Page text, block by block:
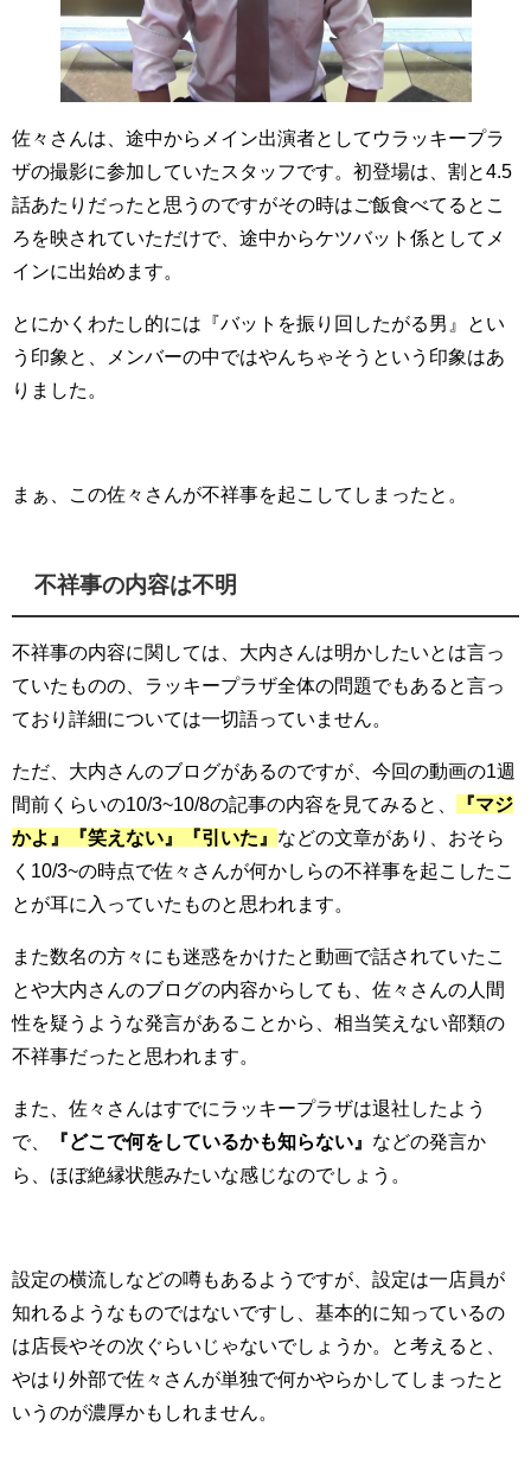
佐々さんは、途中からメイン出演者としてウラッキープラ
ザの撮影に参加していたスタッフです。初登場は、割と4.5
話あたりだったと思うのですがその時はご飯食べてるとこ
ろを映されていただけで、途中からケツバット係としてメ
インに出始めます。
とにかくわたし的には『バットを振り回したがる男』とい
う印象と、メンバーの中ではやんちゃそうという印象はあ
りました。
まぁ、この佐々さんが不祥事を起こしてしまったと。
不祥事の内容は不明
不祥事の内容に関しては、大内さんは明かしたいとは言っ
ていたものの、ラッキープラザ全体の問題でもあると言っ
ており詳細については一切語っていません。
ただ、大内さんのブログがあるのですが、今回の動画の1週
間前くらいの10/3~10/8の記事の内容を見てみると、
『マジ
かよ』『笑えない』『引いた』 などの文章があり、おそら
く10/3~の時点で佐々さんが何かしらの不祥事を起こしたこ
とが耳に入っていたものと思われます。
また数名の方々にも迷惑をかけたと動画で話されていたこ
とや大内さんのブログの内容からしても、佐々さんの人間
性を疑うような発言があることから、相当笑えない部類の
不祥事だったと思われます。
また、佐々さんはすでにラッキープラザは退社したよう
で、
『どこで何をしているかも知らない』 などの発言か
ら、ほぼ絶縁状態みたいな感じなのでしょう。
設定の横流しなどの噂もあるようですが、設定は一店員が
知れるようなものではないですし、基本的に知っているの
は店長やその次ぐらいじゃないでしょうか。と考えると、
やはり外部で佐々さんが単独で何かやらかしてしまったと
いうのが濃厚かもしれません。